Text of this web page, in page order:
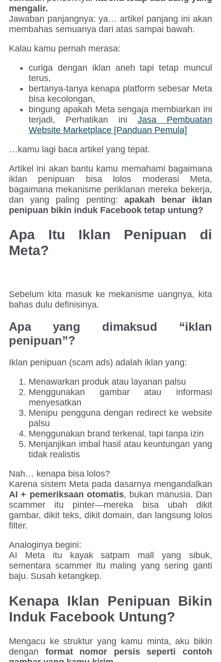
mengalir.
Jawaban panjangnya: ya… artikel panjang ini akan
membahas semuanya dari atas sampai bawah.
Kalau kamu pernah merasa:
curiga dengan iklan aneh tapi tetap muncul
terus,
bertanya-tanya kenapa platform sebesar Meta
bisa kecolongan,
bingung apakah Meta sengaja membiarkan ini
terjadi, Perhatikan ini Jasa Pembuatan
Website Marketplace [Panduan Pemula]
…kamu lagi baca artikel yang tepat.
Artikel ini akan bantu kamu memahami bagaimana
iklan penipuan bisa lolos moderasi Meta,
bagaimana mekanisme periklanan mereka bekerja,
dan yang paling penting: apakah benar iklan
penipuan bikin induk Facebook tetap untung?
Apa Itu Iklan Penipuan di
Meta?
Sebelum kita masuk ke mekanisme uangnya, kita
bahas dulu definisinya.
Apa yang dimaksud “iklan
penipuan”?
Iklan penipuan (scam ads) adalah iklan yang:
Menawarkan produk atau layanan palsu
Menggunakan gambar atau informasi
menyesatkan
Menipu pengguna dengan redirect ke website
palsu
Menggunakan brand terkenal, tapi tanpa izin
Menjanjikan imbal hasil atau keuntungan yang
tidak realistis
Nah… kenapa bisa lolos?
Karena sistem Meta pada dasarnya mengandalkan
AI + pemeriksaan otomatis, bukan manusia. Dan
scammer itu pinter—mereka bisa ubah dikit
gambar, dikit teks, dikit domain, dan langsung lolos
filter.
Analoginya begini:
AI Meta itu kayak satpam mall yang sibuk,
sementara scammer itu maling yang sering ganti
baju. Susah ketangkep.
Kenapa Iklan Penipuan Bikin
Induk Facebook Untung?
Mengacu ke struktur yang kamu minta, aku bikin
dengan format nomor persis seperti contoh